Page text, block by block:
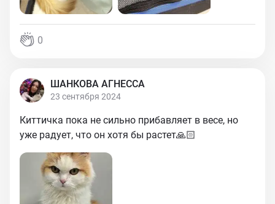
0
ШАНКОВА АГНЕССА
23 сентября 2024
Киттичка пока не сильно прибавляет в весе, но
уже радует, что он хотя бы растет🙏🏻